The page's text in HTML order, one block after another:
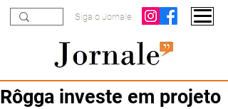
Siga o Jornale
Rôgga investe em projeto